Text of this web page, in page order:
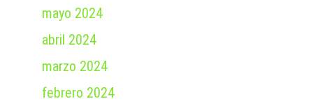
mayo 2024
abril 2024
marzo 2024
febrero 2024